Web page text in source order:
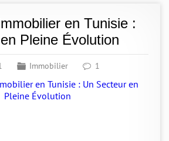
en Tunisie :
Pleine Évolution
Immobilier 1